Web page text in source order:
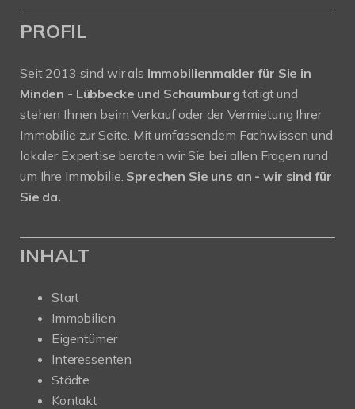
PROFIL
Seit 2013 sind wir als Immobilienmakler für Sie in
Minden - Lübbecke und Schaumburgtätigt und
stehen Ihnen beim Verkauf oder der Vermietung Ihrer
Immobilie zur Seite. Mit umfassendem Fachwissen und
lokaler Expertise beraten wir Sie bei allen Fragen rund
um Ihre Immobilie. Sprechen Sie uns an - wir sind für
Sie da.
INHALT
Start
Immobilien
Eigentümer
Interessenten
Städte
Kontakt